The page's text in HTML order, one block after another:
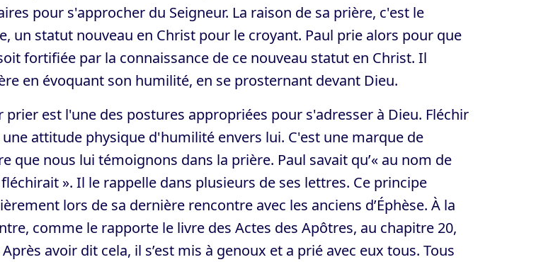
pour s'approcher du Seigneur. La raison de sa prière, c'est le
un statut nouveau en Christ pour le croyant. Paul prie alors pour que
fortifiée par la connaissance de ce nouveau statut en Christ. Il
en évoquant son humilité, en se prosternant devant Dieu.
prier est l'une des postures appropriées pour s'adresser à Dieu. Fléchir
attitude physique d'humilité envers lui. C'est une marque de
que nous lui témoignons dans la prière. Paul savait qu’« au nom de
». Il le rappelle dans plusieurs de ses lettres. Ce principe
lors de sa dernière rencontre avec les anciens d’Éphèse. À la
comme le rapporte le livre des Actes des Apôtres, au chapitre 20,
avoir dit cela, il s’est mis à genoux et a prié avec eux tous. Tous